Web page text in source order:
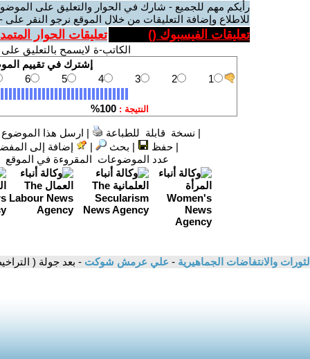
رأيكم مهم للجميع - شارك في الحوار والتعليق على
للاطلاع وإضافة التعليقات من خلال الموقع نرجو النقر على
تعليقات الفيسبوك () تعليقات الحوار
الكاتب-ة لايسمح بالتعليق
| نسخة قابلة للطباعة | ارسل هذا
|حفظ | بحث | إضافة إلى
عدد الموضوعات المقروءة في الموقع
الثورات والانتفاضات الجماهيرية - علي عرمش شوكت - بعد جولة (